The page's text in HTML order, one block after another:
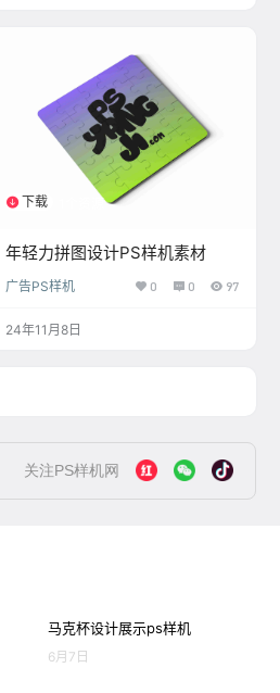
下载 1个资源
年轻力拼图设计PS样机素材
广告PS样机 0 0 97
24年11月8日
关注PS样机网
马克杯设计展示ps样机
6月7日